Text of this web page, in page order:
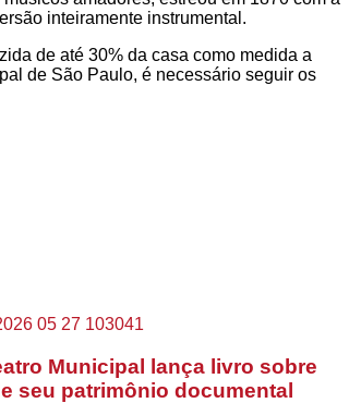
inteiramente instrumental.
de até 30% da casa como medida a
de São Paulo, é necessário seguir os
Municipal lança livro sobre
seu patrimônio documental